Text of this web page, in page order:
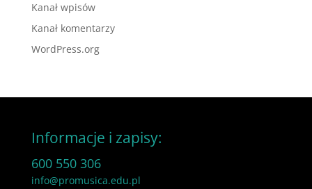
Kanał wpisów
Kanał komentarzy
WordPress.org
Informacje i zapisy:
600 550 306
info@promusica.edu.pl